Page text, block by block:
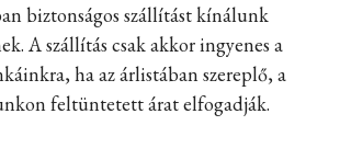
biztonságos szállítást kínálunk
A szállítás csak akkor ingyenes a
ha az árlistában szereplő, a
feltüntetett árat elfogadják.